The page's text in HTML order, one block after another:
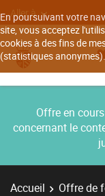
En poursuivant votre
site, vous acceptez
cookies à des fins de
(statistiques anonymes).
Aller à
Offre en
concernant le
Accueil Offre de